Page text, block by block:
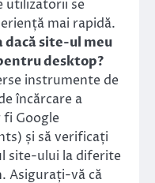
utilizatorii se
mai rapidă.
dacă site-ul meu
desktop?
instrumente de
încărcare a
fi Google
și să verificați
site-ului la diferite
Asigurați-vă că